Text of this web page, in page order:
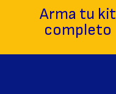
Arma tu kit
completo